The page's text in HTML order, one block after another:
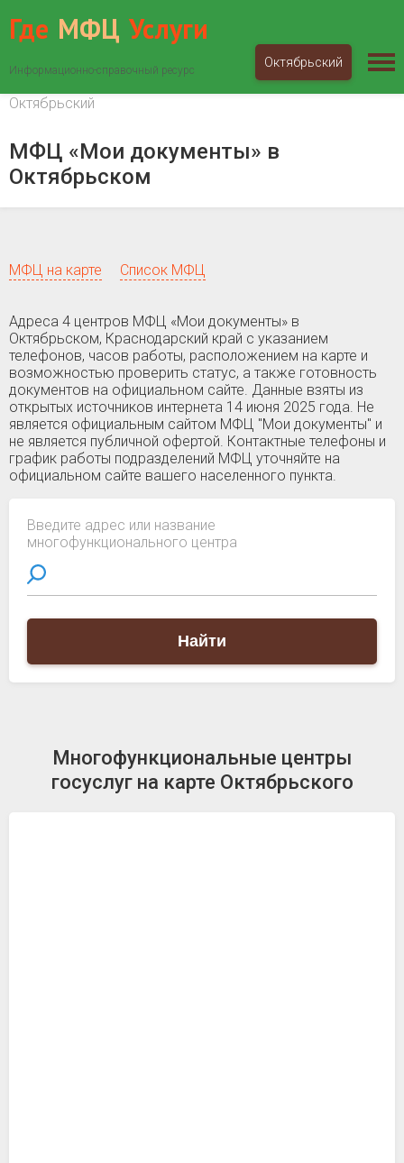
Где МФЦ Услуги
Информационно-справочный ресурс
Октябрьский
Краснодарский край
Октябрьский
МФЦ «Мои документы» в
Октябрьском
МФЦ на карте Список МФЦ
Адреса 4 центров МФЦ «Мои документы» в
Октябрьском, Краснодарский край c указанием
телефонов, часов работы, расположением на карте и
возможностью проверить статус, а также готовность
документов на официальном сайте. Данные взяты из
открытых источников интернета 14 июня 2025 года. Не
является официальным сайтом МФЦ "Мои документы" и
не является публичной офертой. Контактные телефоны и
график работы подразделений МФЦ уточняйте на
официальном сайте вашего населенного пункта.
Введите адрес или название
многофункционального центра
Найти
Многофункциональные центры
госуслуг на карте Октябрьского